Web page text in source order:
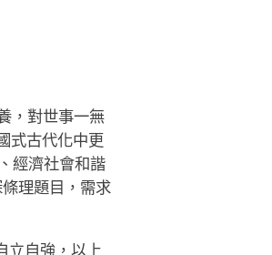
，對世事一無
式古代化中更
經濟社會和諧
理題目，需求
立自強，以上